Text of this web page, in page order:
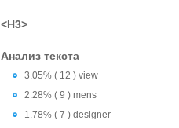
<H3>
Анализ текста
3.05% ( 12 ) view
2.28% ( 9 ) mens
1.78% ( 7 ) designer